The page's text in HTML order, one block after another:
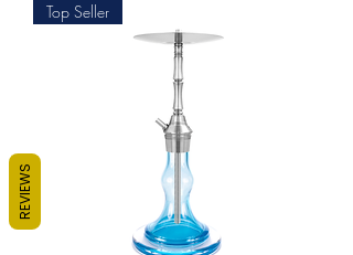
Top Seller
REVIEWS